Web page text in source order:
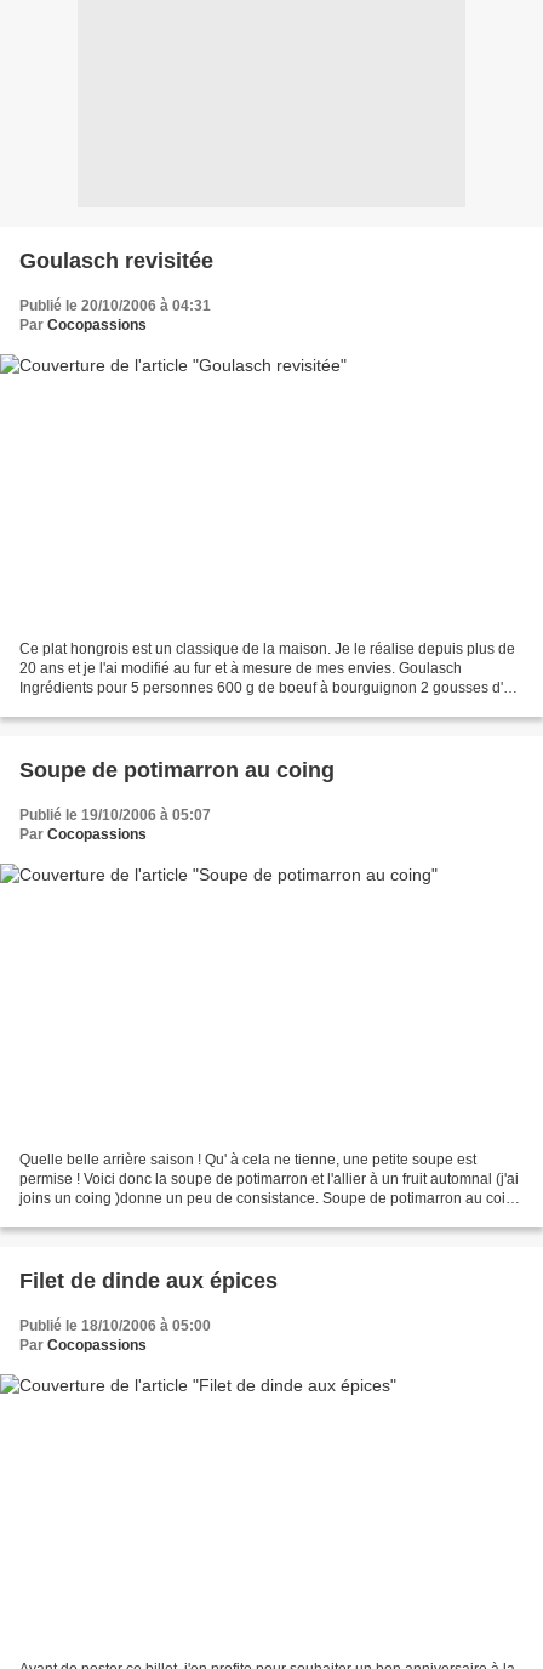
Goulasch revisitée
Publié le 20/10/2006 à 04:31
Par Cocopassions
Ce plat hongrois est un classique de la maison. Je le réalise depuis plus de
20 ans et je l'ai modifié au fur et à mesure de mes envies. Goulasch
Ingrédients pour 5 personnes 600 g de boeuf à bourguignon 2 gousses d'ail
Soupe de potimarron au coing
Publié le 19/10/2006 à 05:07
Par Cocopassions
Quelle belle arrière saison ! Qu' à cela ne tienne, une petite soupe est
permise ! Voici donc la soupe de potimarron et l'allier à un fruit automnal (j'ai
joins un coing )donne un peu de consistance. Soupe de potimarron au coing
Filet de dinde aux épices
Publié le 18/10/2006 à 05:00
Par Cocopassions